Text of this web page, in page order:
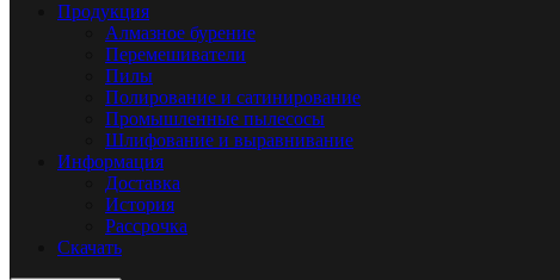
Продукция
Алмазное бурение
Перемешиватели
Пилы
Полирование и сатинирование
Промышленные пылесосы
Шлифование и выравнивание
Информация
Доставка
История
Рассрочка
Скачать